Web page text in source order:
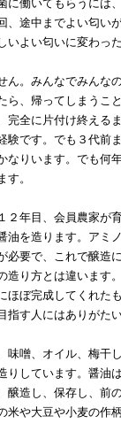
働いてもらうには
、途中までよい匂い
よい匂いに変わっ
。みんなでみんな
ら、帰ってしまうこ
完全に片付け終える
です。でも３代前
なりいます。でも何
。
年目、会員農家が
油を造ります。アミ
要で、これで醸造
造り方とは違います
ほぼ完成してくれた
す人にはありがたい
噌、オイル、梅干
りしています。醤油
醸造し、保存し、前
や大豆や小麦の作